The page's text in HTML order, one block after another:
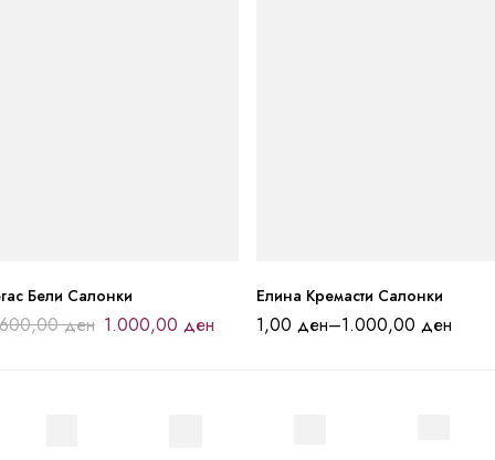
Бели Салонки
ден 1.000,00 ден
Елина Кремасти Салонки
1,00 ден–1.000,00 ден